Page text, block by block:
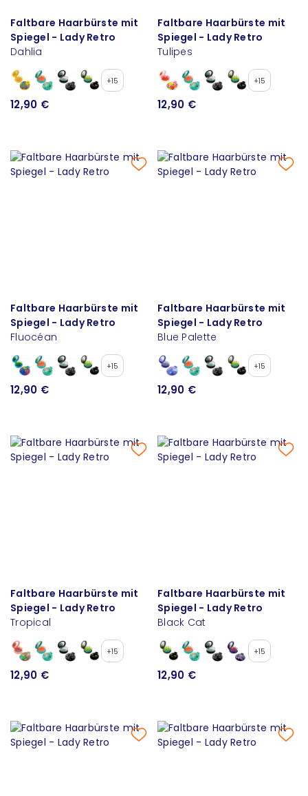
Faltbare Haarbürste mit
Spiegel - Lady Retro
Dahlia
+15
12,90 €
Faltbare Haarbürste mit
Spiegel - Lady Retro
Tulipes
+15
12,90 €
Faltbare Haarbürste mit
Spiegel - Lady Retro
Fluocéan
+15
12,90 €
Faltbare Haarbürste mit
Spiegel - Lady Retro
Blue Palette
+15
12,90 €
Faltbare Haarbürste mit
Spiegel - Lady Retro
Tropical
+15
12,90 €
Faltbare Haarbürste mit
Spiegel - Lady Retro
Black Cat
+15
12,90 €